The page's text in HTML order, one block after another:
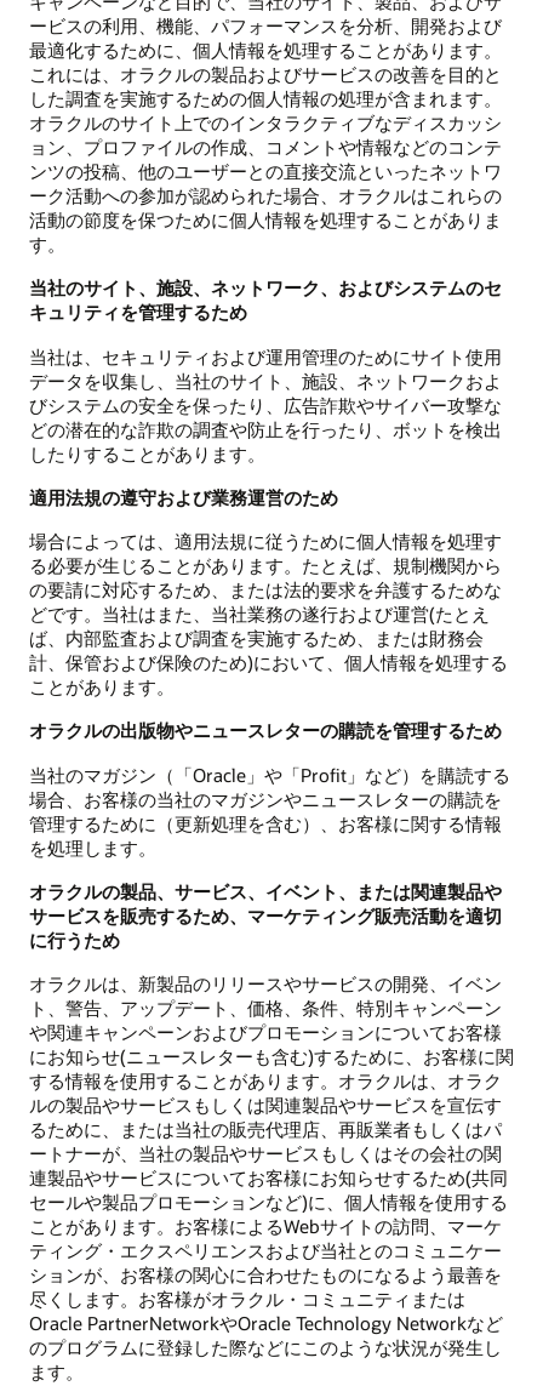
ービスの利用、機能、パフォーマンスを分析、開発および
最適化するために、個人情報を処理することがあります。
これには、オラクルの製品およびサービスの改善を目的と
した調査を実施するための個人情報の処理が含まれます。
オラクルのサイト上でのインタラクティブなディスカッシ
ョン、プロファイルの作成、コメントや情報などのコンテ
ンツの投稿、他のユーザーとの直接交流といったネットワ
ーク活動への参加が認められた場合、オラクルはこれらの
活動の節度を保つために個人情報を処理することがありま
す。
当社のサイト、施設、ネットワーク、およびシステムのセ
キュリティを管理するため
当社は、セキュリティおよび運用管理のためにサイト使用
データを収集し、当社のサイト、施設、ネットワークおよ
びシステムの安全を保ったり、広告詐欺やサイバー攻撃な
どの潜在的な詐欺の調査や防止を行ったり、ボットを検出
したりすることがあります。
適用法規の遵守および業務運営のため
場合によっては、適用法規に従うために個人情報を処理す
る必要が生じることがあります。たとえば、規制機関から
の要請に対応するため、または法的要求を弁護するためな
どです。当社はまた、当社業務の遂行および運営(たとえ
ば、内部監査および調査を実施するため、または財務会
計、保管および保険のため)において、個人情報を処理する
ことがあります。
オラクルの出版物やニュースレターの購読を管理するため
当社のマガジン（「Oracle」や「Profit」など）を購読する
場合、お客様の当社のマガジンやニュースレターの購読を
管理するために（更新処理を含む）、お客様に関する情報
を処理します。
オラクルの製品、サービス、イベント、または関連製品や
サービスを販売するため、マーケティング販売活動を適切
に行うため
オラクルは、新製品のリリースやサービスの開発、イベン
ト、警告、アップデート、価格、条件、特別キャンペーン
や関連キャンペーンおよびプロモーションについてお客様
にお知らせ(ニュースレターも含む)するために、お客様に関
する情報を使用することがあります。オラクルは、オラク
ルの製品やサービスもしくは関連製品やサービスを宣伝す
るために、または当社の販売代理店、再販業者もしくはパ
ートナーが、当社の製品やサービスもしくはその会社の関
連製品やサービスについてお客様にお知らせするため(共同
セールや製品プロモーションなど)に、個人情報を使用する
ことがあります。お客様によるWebサイトの訪問、マーケ
ティング・エクスペリエンスおよび当社とのコミュニケー
ションが、お客様の関心に合わせたものになるよう最善を
尽くします。お客様がオラクル・コミュニティまたは
Oracle PartnerNetworkやOracle Technology Networkなど
のプログラムに登録した際などにこのような状況が発生し
ます。